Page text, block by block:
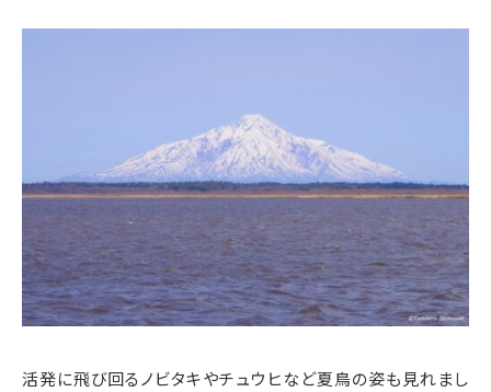
活発に飛び回るノビタキやチュウヒなど夏鳥の姿も見れまし